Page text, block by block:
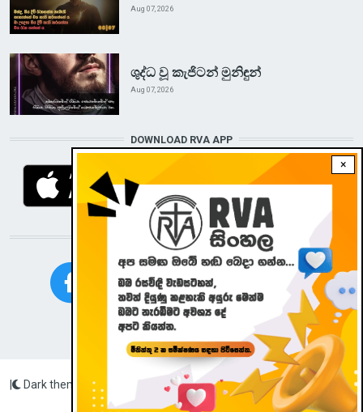
×
Aug 07, 2026
ශුද්ධ වූ කැජිටන් මුනිඳුන්
Aug 07, 2026
DOWNLOAD RVA APP
STAY CONNECTED WITH US!
Radio Veritas Asia © 2023
Dark theme